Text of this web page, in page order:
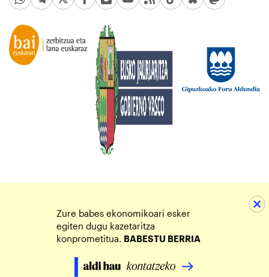
Zure babes ekonomikoari esker
egiten dugu kazetaritza
konprometitua. BABESTU BERRIA